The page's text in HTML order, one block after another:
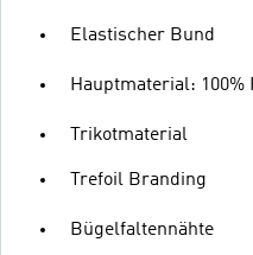
Elastischer Bund
Hauptmaterial: 100%
Trikotmaterial
Trefoil Branding
Bügelfaltennähte